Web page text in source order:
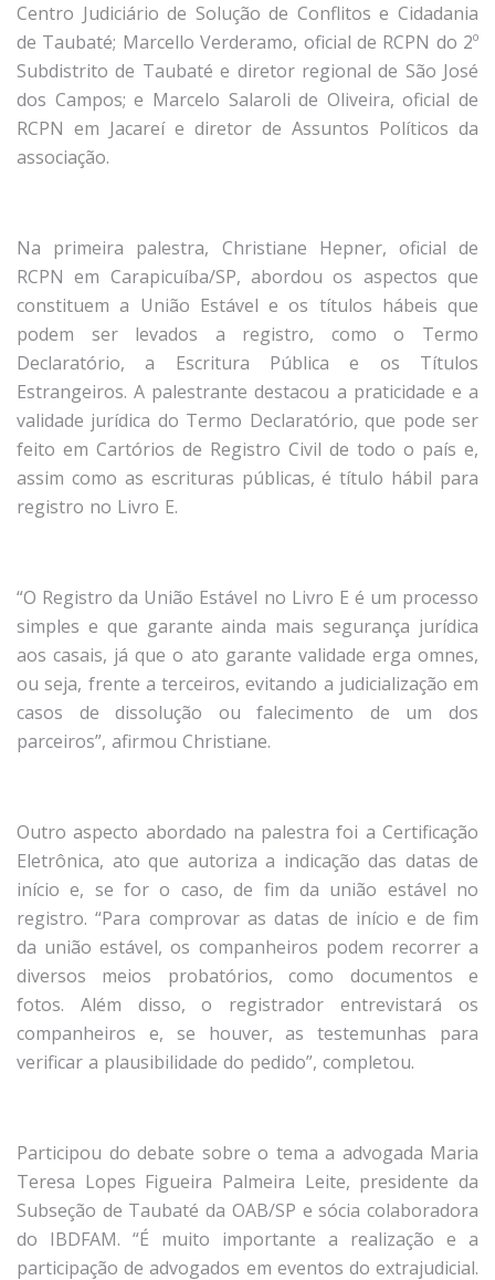
Centro Judiciário de Solução de Conflitos e Cidadania
de Taubaté; Marcello Verderamo, oficial de RCPN do 2º
Subdistrito de Taubaté e diretor regional de São José
dos Campos; e Marcelo Salaroli de Oliveira, oficial de
RCPN em Jacareí e diretor de Assuntos Políticos da
associação.
Na primeira palestra, Christiane Hepner, oficial de
RCPN em Carapicuíba/SP, abordou os aspectos que
constituem a União Estável e os títulos hábeis que
podem ser levados a registro, como o Termo
Declaratório, a Escritura Pública e os Títulos
Estrangeiros. A palestrante destacou a praticidade e a
validade jurídica do Termo Declaratório, que pode ser
feito em Cartórios de Registro Civil de todo o país e,
assim como as escrituras públicas, é título hábil para
registro no Livro E.
“O Registro da União Estável no Livro E é um processo
simples e que garante ainda mais segurança jurídica
aos casais, já que o ato garante validade erga omnes,
ou seja, frente a terceiros, evitando a judicialização em
casos de dissolução ou falecimento de um dos
parceiros”, afirmou Christiane.
Outro aspecto abordado na palestra foi a Certificação
Eletrônica, ato que autoriza a indicação das datas de
início e, se for o caso, de fim da união estável no
registro. “Para comprovar as datas de início e de fim
da união estável, os companheiros podem recorrer a
diversos meios probatórios, como documentos e
fotos. Além disso, o registrador entrevistará os
companheiros e, se houver, as testemunhas para
verificar a plausibilidade do pedido”, completou.
Participou do debate sobre o tema a advogada Maria
Teresa Lopes Figueira Palmeira Leite, presidente da
Subseção de Taubaté da OAB/SP e sócia colaboradora
do IBDFAM. “É muito importante a realização e a
participação de advogados em eventos do extrajudicial.